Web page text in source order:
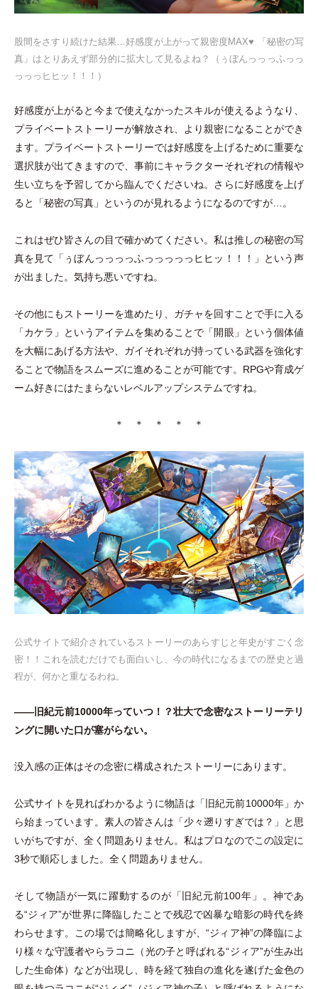
股間をさすり続けた結果…好感度が上がって親密度MAX♥︎ 「秘密の写
真 」 はとりあえず部分的に拡大して見るよね？ （ ぅぼんっっっふっっ
っっっヒヒッ！！！ ）
好感度が上がると今まで使えなかったスキルが使えるようなり、
プライベートストーリーが解放され、より親密になることができ
ます。プライベートストーリーでは好感度を上げるために重要な
選択肢が出てきますので、事前にキャラクターそれぞれの情報や
生い立ちを予習してから臨んでくださいね。さらに好感度を上げ
ると
「秘密の写真 」 というのが見れるようになるのですが…。
これはぜひ皆さんの目で確かめてください。私は推しの秘密の写
真を見て 「 ぅぼんっっっっふっっっっっヒヒッ！！！ 」
という声
が出ました。気持ち悪いですね。
その他にもストーリーを進めたり、ガチャを回すことで手に入る
「カケラ 」 というアイテムを集めることで 「開眼 」
という個体値
を大幅にあげる方法や、ガイそれぞれが持っている武器を強化す
ることで物語をスムーズに進めることが可能です。RPGや育成ゲ
ーム好きにはたまらないレベルアップシステムですね。
＊ ＊ ＊ ＊ ＊
公式サイトで紹介されているストーリーのあらすじと年史がすごく念
密！！これを読むだけでも面白いし、今の時代になるまでの歴史と過
程が、何かと重なるわね。
——旧紀元前10000年っていつ！？壮大で念密なストーリーテリ
ングに開いた口が塞がらない。
没入感の正体はその念密に構成されたストーリーにあります。
公式サイトを見ればわかるように物語は 「 旧紀元前10000年」か
ら始まっています。素人の皆さんは 「少々遡りすぎでは？ 」
と思
いがちですが、全く問題ありません。私はプロなのでこの設定に
3秒で順応しました。全く問題ありません。
そして物語が一気に躍動するのが 「 旧紀元前100年 」
。神であ
る“ジィア”が世界に降臨したことで残忍で凶暴な暗影の時代を終
わらせます。この場では簡略化しますが、“ジィア神”の降臨によ
り様々な守護者やらラコニ
（光の子と呼ばれる“ジィア”が生み出
した生命体） などが出現し、時を経て独自の進化を遂げた金色の